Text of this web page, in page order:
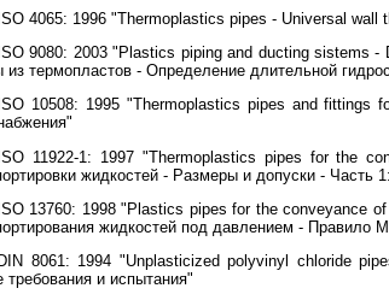
4065: 1996 "Thermoplastics pipes - Universal
ISO 9080: 2003 "Plastics piping and ducting sistems
из термопластов - Определение длительной
ISO 10508: 1995 "Thermoplastics pipes and fittings
11922-1: 1997 "Thermoplastics pipes for the
жидкостей - Размеры и допуски - Часть
ISO 13760: 1998 "Plastics pipes for the conveyance
жидкостей под давлением - Правило
DIN 8061: 1994 "Unplasticized polyvinyl chloride
и испытания"